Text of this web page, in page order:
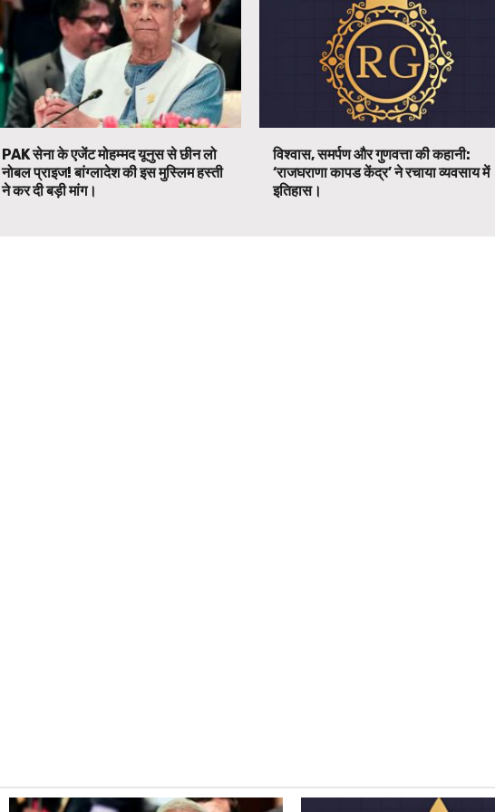
PAK सेना के एजेंट मोहम्मद यूनुस से छीन लो
नोबल प्राइज! बांग्लादेश की इस मुस्लिम हस्ती
ने कर दी बड़ी मांग।
विश्वास, समर्पण और गुणवत्ता की कहानी:
‘राजघराणा कापड केंद्र’ ने रचाया व्यवसाय में
इतिहास।